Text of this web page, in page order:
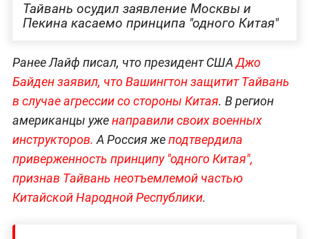
Тайвань осудил заявление Москвы и
Пекина касаемо принципа "одного Китая"
Ранее Лайф писал, что президент СШАДжо
Байден заявил, что Вашингтон защитит Тайвань
в случае агрессии со стороны Китая. В регион
американцы уженаправили своих военных
инструкторов. А Россия жеподтвердила
приверженность принципу "одного Китая",
признав Тайвань неотъемлемой частью
Китайской Народной Республики.